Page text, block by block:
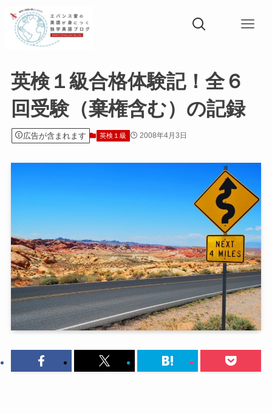
英検１級合格体験記！全６
回受験（棄権含む）の記録
広告が含まれます 英検１級 2008年4月3日